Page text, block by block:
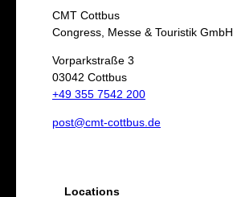
c
h
e
n
CMT Cottbus
Congress, Messe & Touristik GmbH
Vorparkstraße 3
03042 Cottbus
+49 355 7542 200
post@cmt-cottbus.de
Locations